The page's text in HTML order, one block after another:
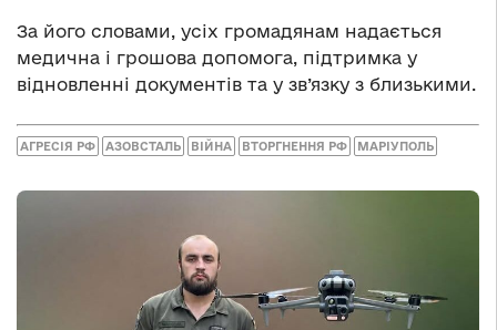
За його словами, усіх громадянам надається
медична і грошова допомога, підтримка у
відновленні документів та у зв’язку з близькими.
АГРЕСІЯ РФ АЗОВСТАЛЬ ВІЙНА ВТОРГНЕННЯ РФ МАРІУПОЛЬ